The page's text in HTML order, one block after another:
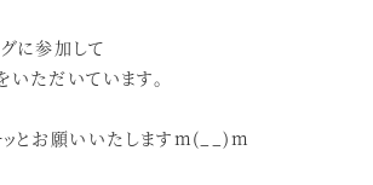
に参加して
ただいています。
とお願いいたしますm(__)m